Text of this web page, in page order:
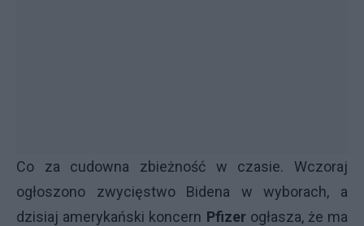
Co za cudowna zbieżność w czasie. Wczoraj
ogłoszono zwycięstwo Bidena w wyborach, a
dzisiaj amerykański koncern Pfizer ogłasza, że ma